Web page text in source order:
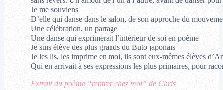
Je me souviens
D’elle qui danse dans le salon, de son approche du
Une célébration, un partage
Une danse qui exprimerait l’intérieur de soi en poème
Je suis élève des plus grands du Buto japonais
Je les lis, les imprime en moi, ils sont eux-mêmes élèves
Qui en arrivait à ses expressions les plus primaires, pour
Extrait du poème “rentrer chez moi” de Chris